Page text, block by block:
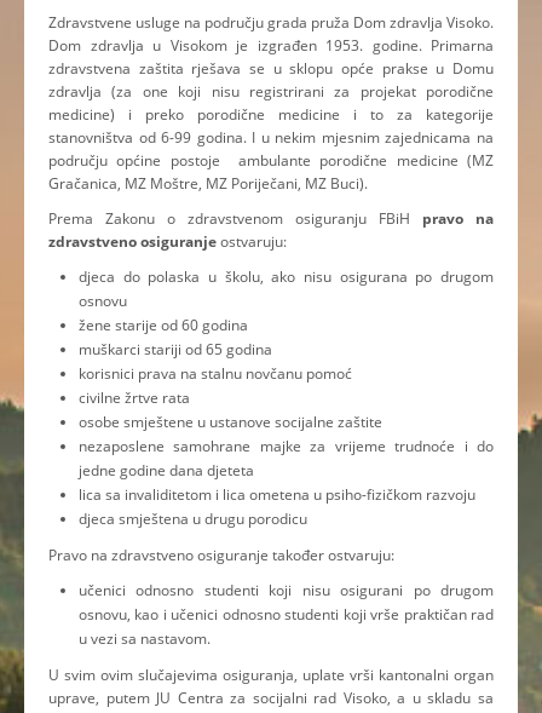
Zdravstvene usluge na području grada pruža Dom zdravlja Visoko.
Dom zdravlja u Visokom je izgrađen 1953. godine. Primarna
zdravstvena zaštita rješava se u sklopu opće prakse u Domu
zdravlja (za one koji nisu registrirani za projekat porodične
medicine) i preko porodične medicine i to za kategorije
stanovništva od 6-99 godina. I u nekim mjesnim zajednicama na
području općine postoje ambulante porodične medicine (MZ
Gračanica, MZ Moštre, MZ Poriječani, MZ Buci).
Prema Zakonu o zdravstvenom osiguranju FBiH pravo na
zdravstveno osiguranjeostvaruju:
djeca do polaska u školu, ako nisu osigurana po drugom
osnovu
žene starije od 60 godina
muškarci stariji od 65 godina
korisnici prava na stalnu novčanu pomoć
civilne žrtve rata
osobe smještene u ustanove socijalne zaštite
nezaposlene samohrane majke za vrijeme trudnoće i do
jedne godine dana djeteta
lica sa invaliditetom i lica ometena u psiho-fizičkom razvoju
djeca smještena u drugu porodicu
Pravo na zdravstveno osiguranje također ostvaruju:
učenici odnosno studenti koji nisu osigurani po drugom
osnovu, kao i učenici odnosno studenti koji vrše praktičan rad
u vezi sa nastavom.
U svim ovim slučajevima osiguranja, uplate vrši kantonalni organ
uprave, putem JU Centra za socijalni rad Visoko, a u skladu sa